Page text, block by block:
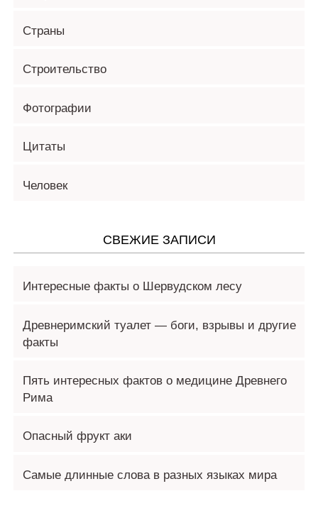
Страны
Строительство
Фотографии
Цитаты
Человек
СВЕЖИЕ ЗАПИСИ
Интересные факты о Шервудском лесу
Древнеримский туалет — боги, взрывы и другие
факты
Пять интересных фактов о медицине Древнего
Рима
Опасный фрукт аки
Самые длинные слова в разных языках мира